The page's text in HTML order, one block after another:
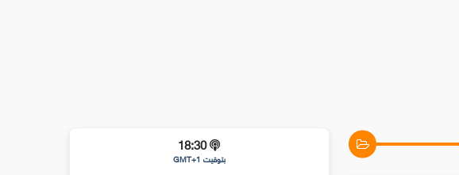
18:30
بتوقيت GMT+1